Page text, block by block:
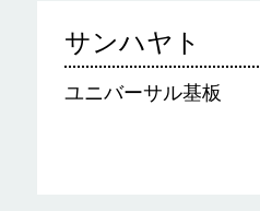
サンハヤト
ユニバーサル基板